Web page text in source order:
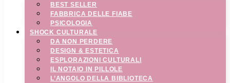
BEST SELLER
FABBRICA DELLE FIABE
PSICOLOGIA
SHOCK CULTURALE
DA NON PERDERE
DESIGN & ESTETICA
ESPLORAZIONI CULTURALI
IL NOTAIO IN PILLOLE
L’ANGOLO DELLA BIBLIOTECA